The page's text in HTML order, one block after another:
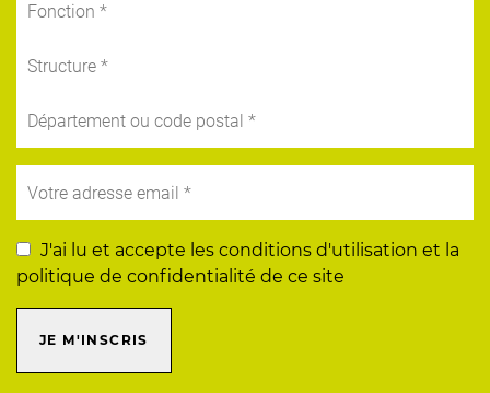
J'ai lu et accepte les conditions d'utilisation et la
politique de confidentialité de ce site
JE M'INSCRIS